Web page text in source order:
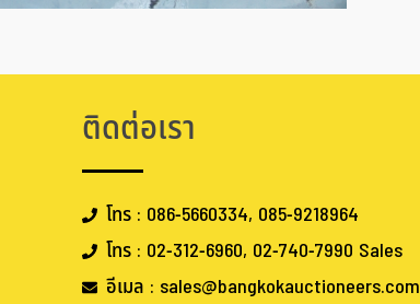
ติดต่อเรา
โทร : 086-5660334, 085-9218964
โทร : 02-312-6960, 02-740-7990 Sales
อีเมล : sales@bangkokauctioneers.com